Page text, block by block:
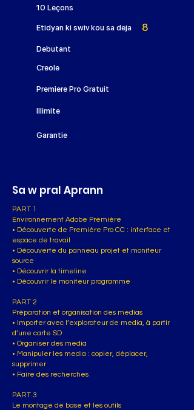
10 Leçons
Etidyan ki swiv kou sa deja 8
Debutant
Creole
Premiere Pro Gratuit
Illimite
Garantie
Sa w pral Aprann
PART 1
Environnement Adobe Première
• Découverte de Première Pro CC : interface et
espace de travail
• Découverte du panneau projet et moniteur
source
• Découvrir la timeline
• Découvrir le moniteur programme
PART 2
Préparation et organisation des medias
• Importer avec l’explorateur de media, à partir
d’une carte SD
• Organiser des media
• Manipuler les media : copier, déplacer,
supprimer
• Faire des recherches
PART 3
Le montage de base et les outils